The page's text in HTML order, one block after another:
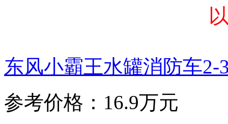
东风小霸王水罐消防车2-
参考价格：16.9万元